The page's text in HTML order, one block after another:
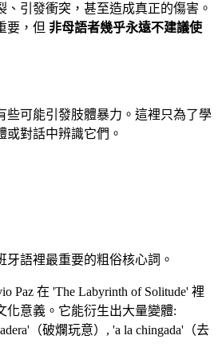
、引發衝突，甚至造成真正的傷害。
要，但 非母語者幾乎永遠不建議使
些可能引發肢體暴力。這裡只為了學
或對話中辨識它們。
牙語裡最重要的粗俗核心詞。
Paz 在 'The Labyrinth of Solitude' 裡
化意義。它能衍生出大量變體:
（破爛玩意）, 'a la chingada'（去